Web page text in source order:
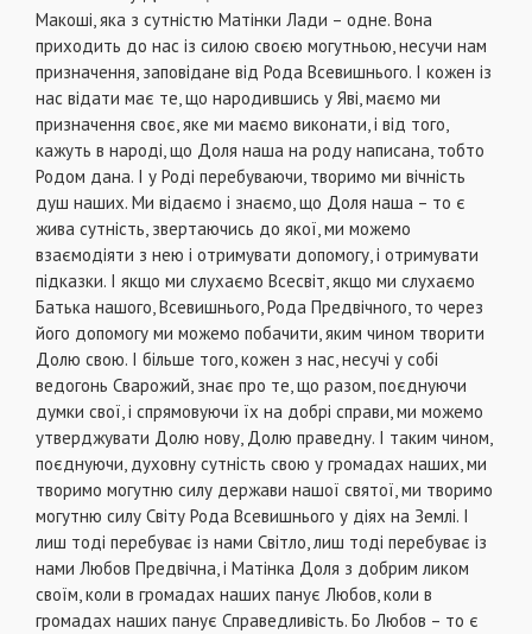
Макоші, яка з сутністю Матінки Лади – одне. Вона
приходить до нас із силою своєю могутньою, несучи нам
призначення, заповідане від Рода Всевишнього. І кожен із
нас відати має те, що народившись у Яві, маємо ми
призначення своє, яке ми маємо виконати, і від того,
кажуть в народі, що Доля наша на роду написана, тобто
Родом дана. І у Роді перебуваючи, творимо ми вічність
душ наших. Ми відаємо і знаємо, що Доля наша – то є
жива сутність, звертаючись до якої, ми можемо
взаємодіяти з нею і отримувати допомогу, і отримувати
підказки. І якщо ми слухаємо Всесвіт, якщо ми слухаємо
Батька нашого, Всевишнього, Рода Предвічного, то через
його допомогу ми можемо побачити, яким чином творити
Долю свою. І більше того, кожен з нас, несучі у собі
ведогонь Сварожий, знає про те, що разом, поєднуючи
думки свої, і спрямовуючи їх на добрі справи, ми можемо
утверджувати Долю нову, Долю праведну. І таким чином,
поєднуючи, духовну сутність свою у громадах наших, ми
творимо могутню силу держави нашої святої, ми творимо
могутню силу Світу Рода Всевишнього у діях на Землі. І
лиш тоді перебуває із нами Світло, лиш тоді перебуває із
нами Любов Предвічна, і Матінка Доля з добрим ликом
своїм, коли в громадах наших панує Любов, коли в
громадах наших панує Справедливість. Бо Любов – то є